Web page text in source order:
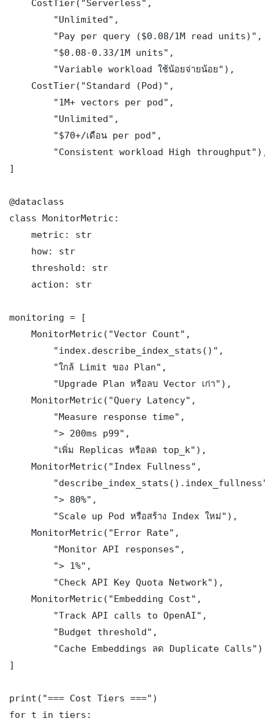
    CostTier("Serverless",
        "Unlimited",
        "Pay per query ($0.08/1M read units)",
        "$0.08-0.33/1M units",
        "Variable workload ใช้น้อยจ่ายน้อย"),
    CostTier("Standard (Pod)",
        "1M+ vectors per pod",
        "Unlimited",
        "$70+/เดือน per pod",
        "Consistent workload High throughput"),
]
@dataclass
class MonitorMetric:
    metric: str
    how: str
    threshold: str
    action: str
monitoring = [
    MonitorMetric("Vector Count",
        "index.describe_index_stats()",
        "ใกล้ Limit ของ Plan",
        "Upgrade Plan หรือลบ Vector เก่า"),
    MonitorMetric("Query Latency",
        "Measure response time",
        "> 200ms p99",
        "เพิ่ม Replicas หรือลด top_k"),
    MonitorMetric("Index Fullness",
        "describe_index_stats().index_fullness",
        "> 80%",
        "Scale up Pod หรือสร้าง Index ใหม่"),
    MonitorMetric("Error Rate",
        "Monitor API responses",
        "> 1%",
        "Check API Key Quota Network"),
    MonitorMetric("Embedding Cost",
        "Track API calls to OpenAI",
        "Budget threshold",
        "Cache Embeddings ลด Duplicate Calls"),
]
print("=== Cost Tiers ===")
for t in tiers: